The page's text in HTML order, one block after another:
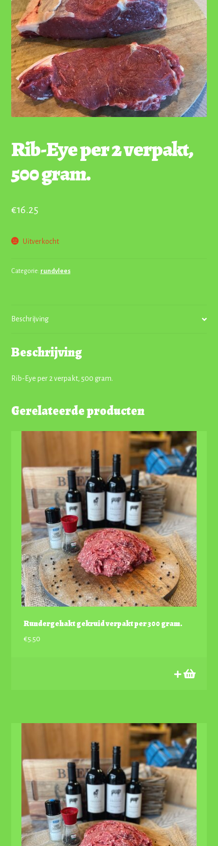
Rib-Eye per 2 verpakt,
500 gram.
€16.25
Uitverkocht
Categorie: rundvlees
Beschrijving
Beschrijving
Rib-Eye per 2 verpakt, 500 gram.
Gerelateerde producten
Rundergehakt gekruid verpakt per 300 gram.
€5.50